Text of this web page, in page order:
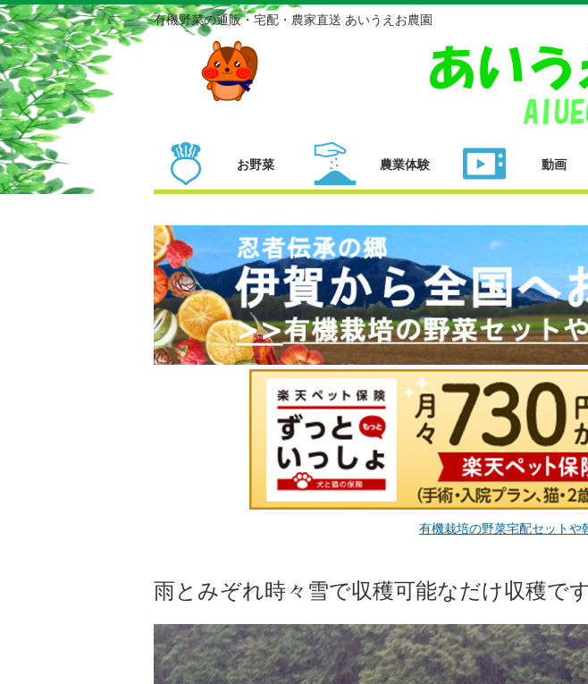
有機野菜の通販・宅配・農家直送 あいうえお農園
お野菜 農業体験 動画
有機栽培の野菜宅配セットや
雨とみぞれ時々雪で収穫可能なだけ収穫です